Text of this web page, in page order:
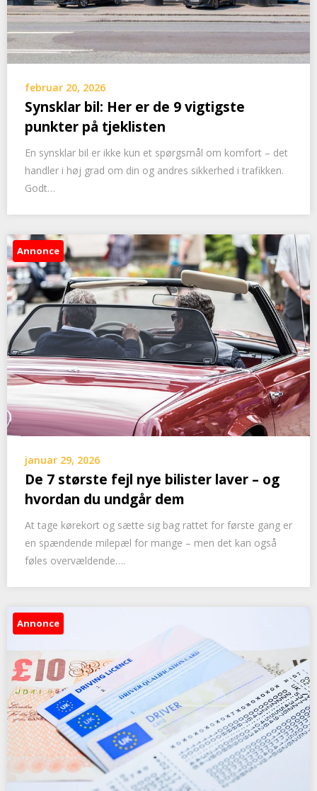
februar 20, 2026
Synsklar bil: Her er de 9 vigtigste
punkter på tjeklisten
En synsklar bil er ikke kun et spørgsmål om komfort – det
handler i høj grad om din og andres sikkerhed i trafikken.
Godt…
Annonce
januar 29, 2026
De 7 største fejl nye bilister laver – og
hvordan du undgår dem
At tage kørekort og sætte sig bag rattet for første gang er
en spændende milepæl for mange – men det kan også
føles overvældende….
Annonce